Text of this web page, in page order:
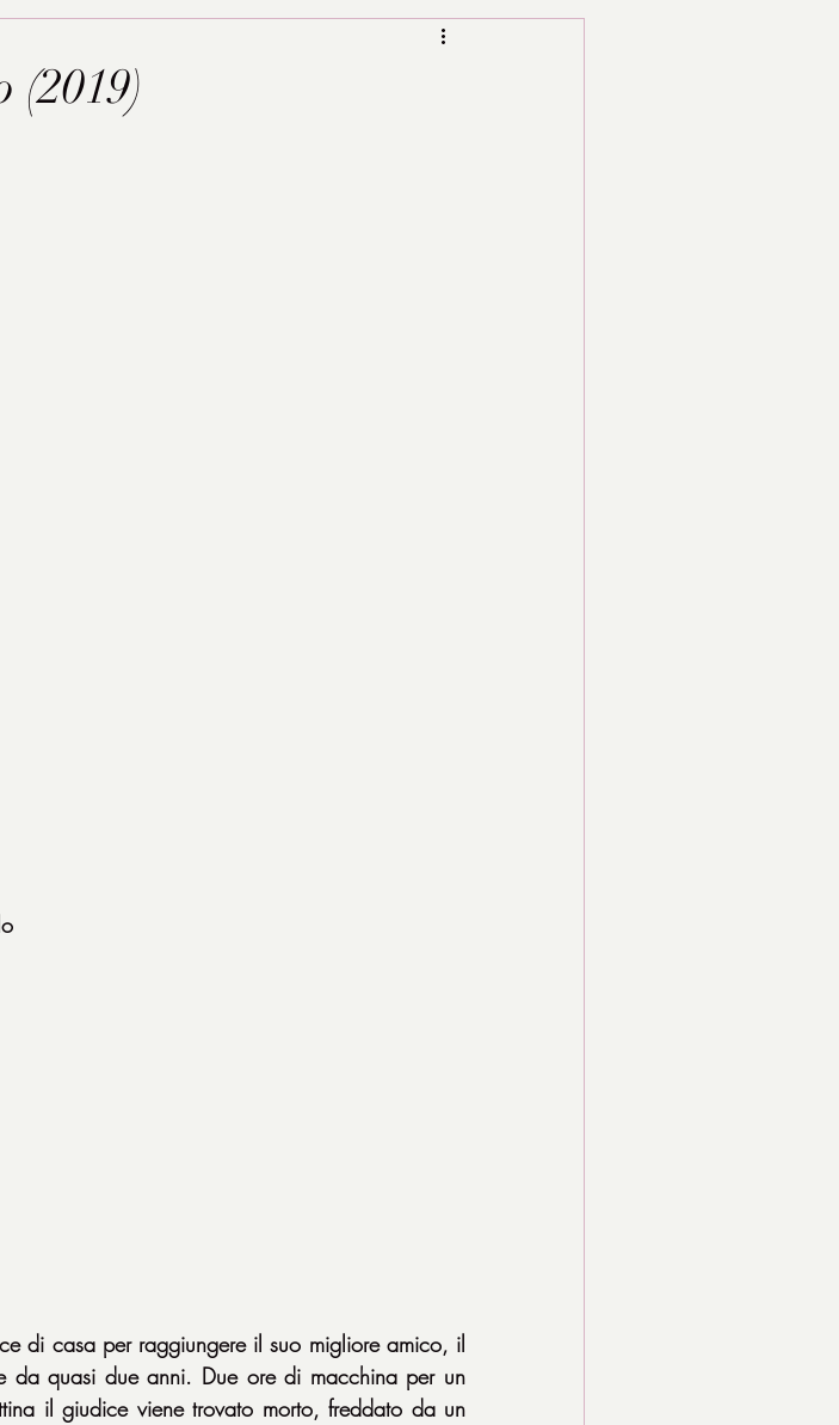
(2019)
di casa per raggiungere il suo migliore amico, il
da quasi due anni. Due ore di macchina per un
il giudice viene trovato morto, freddato da un